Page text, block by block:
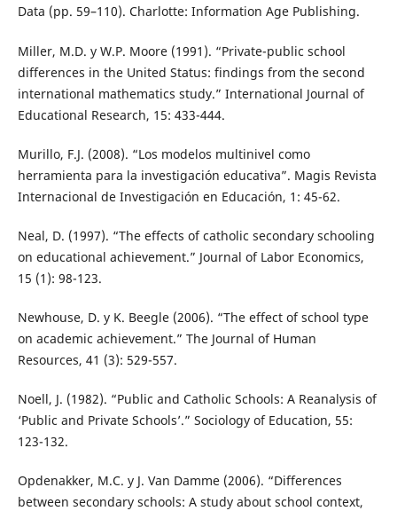
Data (pp. 59–110). Charlotte: Information Age Publishing.
Miller, M.D. y W.P. Moore (1991). “Private-public school
differences in the United Status: findings from the second
international mathematics study.” International Journal of
Educational Research, 15: 433-444.
Murillo, F.J. (2008). “Los modelos multinivel como
herramienta para la investigación educativa”. Magis Revista
Internacional de Investigación en Educación, 1: 45-62.
Neal, D. (1997). “The effects of catholic secondary schooling
on educational achievement.” Journal of Labor Economics,
15 (1): 98-123.
Newhouse, D. y K. Beegle (2006). “The effect of school type
on academic achievement.” The Journal of Human
Resources, 41 (3): 529-557.
Noell, J. (1982). “Public and Catholic Schools: A Reanalysis of
‘Public and Private Schools’.” Sociology of Education, 55:
123-132.
Opdenakker, M.C. y J. Van Damme (2006). “Differences
between secondary schools: A study about school context,